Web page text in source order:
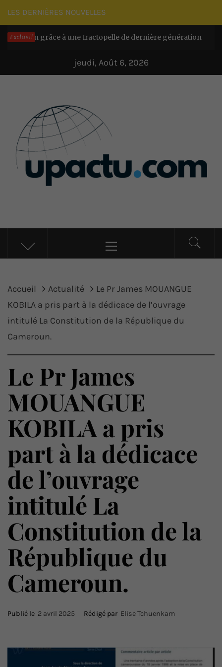
Passer
au
contenu
LES DERNIÈRES NOUVELLES
Exclusif
grâce à une tractopelle de dernière génération Il y a 4
jeudi, Août 6, 2026
UP ACTU
L’actualité d’ici et d’ailleurs
principal
Accueil Actualité
Le Pr James MOUANGUE
KOBILA a pris part à la dédicace de l’ouvrage
intitulé La Constitution de la République du
Cameroun.
Le Pr James
MOUANGUE
KOBILA a pris
part à la dédicace
de l’ouvrage
intitulé La
Constitution de la
République du
Cameroun.
Publié le 2 avril 2025 Rédigé par Elise Tchuenkam